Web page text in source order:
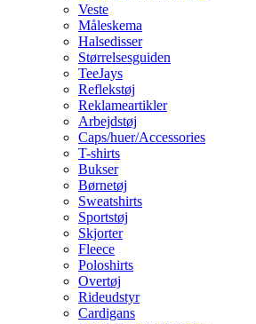
Veste
Måleskema
Halsedisser
Størrelsesguiden
TeeJays
Reflekstøj
Reklameartikler
Arbejdstøj
Caps/huer/Accessories
T-shirts
Bukser
Børnetøj
Sweatshirts
Sportstøj
Skjorter
Fleece
Poloshirts
Overtøj
Rideudstyr
Cardigans